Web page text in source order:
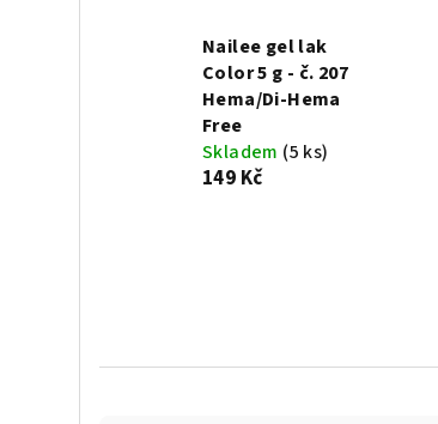
Nailee gel lak
Color 5 g - č. 207
Hema/Di-Hema
Free
Skladem (5 ks)
149 Kč